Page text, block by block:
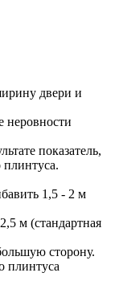
двери и
неровности
показатель,
плинтуса.
1,5 - 2 м
м (стандартная
сторону.
плинтуса